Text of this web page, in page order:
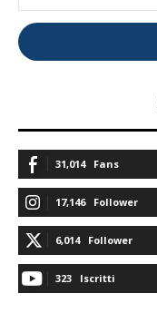
31,014 Fans
17,146 Follower
6,014 Follower
323 Iscritti